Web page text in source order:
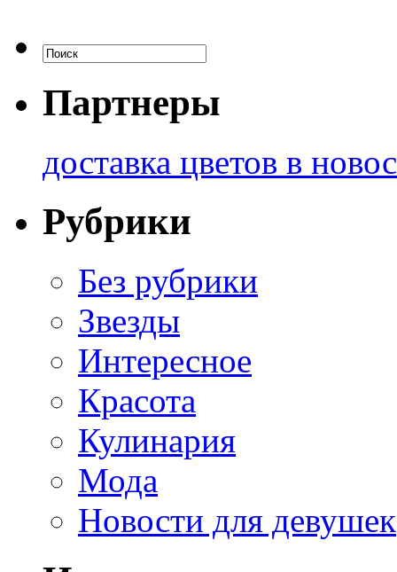
Партнеры
доставка цветов в
Рубрики
Без рубрики
Звезды
Интересное
Красота
Кулинария
Мода
Новости для девушек